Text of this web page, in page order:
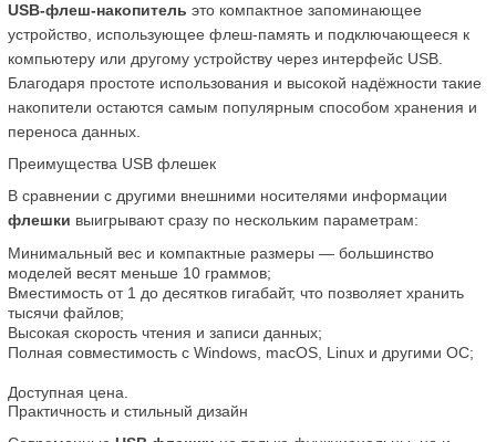
USB-флеш-накопитель это компактное запоминающее
устройство, использующее флеш-память и подключающееся к
компьютеру или другому устройству через интерфейс USB.
Благодаря простоте использования и высокой надёжности такие
накопители остаются самым популярным способом хранения и
переноса данных.
Преимущества USB флешек
флешки выигрывают сразу по нескольким параметрам:
Минимальный вес и компактные размеры — большинство
моделей весят меньше 10 граммов;
Вместимость от 1 до десятков гигабайт, что позволяет хранить
тысячи файлов;
Высокая скорость чтения и записи данных;
Полная совместимость с Windows, macOS, Linux и другими ОС;
Доступная цена.
Практичность и стильный дизайн